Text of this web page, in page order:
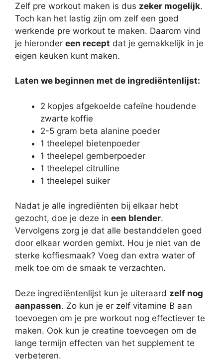
Zelf pre workout maken is dus zeker mogelijk.
Toch kan het lastig zijn om zelf een goed
werkende pre workout te maken. Daarom vind
je hieronder een recept dat je gemakkelijk in je
eigen keuken kunt maken.
Laten we beginnen met de ingrediëntenlijst:
2 kopjes afgekoelde cafeïne houdende
zwarte koffie
2-5 gram beta alanine poeder
1 theelepel bietenpoeder
1 theelepel gemberpoeder
1 theelepel citrulline
1 theelepel suiker
Nadat je alle ingrediënten bij elkaar hebt
gezocht, doe je deze in een blender.
Vervolgens zorg je dat alle bestanddelen goed
door elkaar worden gemixt. Hou je niet van de
sterke koffiesmaak? Voeg dan extra water of
melk toe om de smaak te verzachten.
Deze ingrediëntenlijst kun je uiteraard zelf nog
aanpassen. Zo kun je er zelf vitamine B aan
toevoegen om je pre workout nog effectiever te
maken. Ook kun je creatine toevoegen om de
lange termijn effecten van het supplement te
verbeteren.